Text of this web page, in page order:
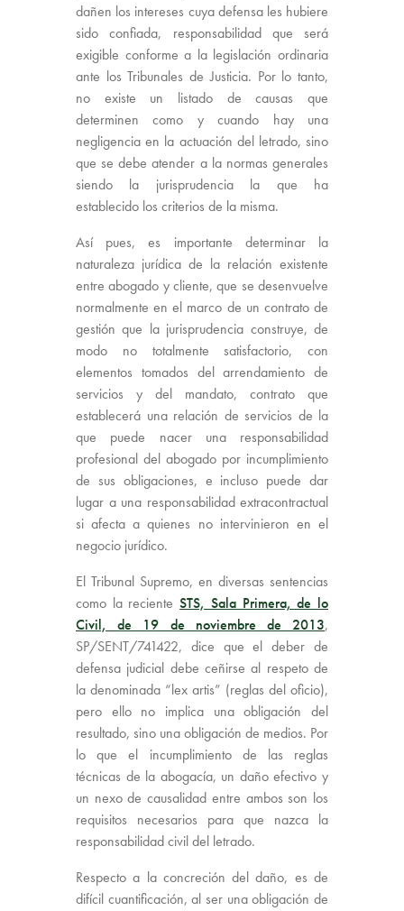
dañen los intereses cuya defensa les hubiere
sido confiada, responsabilidad que será
exigible conforme a la legislación ordinaria
ante los Tribunales de Justicia. Por lo tanto,
no existe un listado de causas que
determinen como y cuando hay una
negligencia en la actuación del letrado, sino
que se debe atender a la normas generales
siendo la jurisprudencia la que ha
establecido los criterios de la misma.
Así pues, es importante determinar la
naturaleza jurídica de la relación existente
entre abogado y cliente, que se desenvuelve
normalmente en el marco de un contrato de
gestión que la jurisprudencia construye, de
modo no totalmente satisfactorio, con
elementos tomados del arrendamiento de
servicios y del mandato, contrato que
establecerá una relación de servicios de la
que puede nacer una responsabilidad
profesional del abogado por incumplimiento
de sus obligaciones, e incluso puede dar
lugar a una responsabilidad extracontractual
si afecta a quienes no intervinieron en el
negocio jurídico.
El Tribunal Supremo, en diversas sentencias
como la recienteSTS, Sala Primera, de lo
Civil, de 19 de noviembre de 2013,
SP/SENT/741422, dice que el deber de
defensa judicial debe ceñirse al respeto de
la denominada “lex artis” (reglas del oficio),
pero ello no implica una obligación del
resultado, sino una obligación de medios. Por
lo que el incumplimiento de las reglas
técnicas de la abogacía, un daño efectivo y
un nexo de causalidad entre ambos son los
requisitos necesarios para que nazca la
responsabilidad civil del letrado.
Respecto a la concreción del daño, es de
difícil cuantificación, al ser una obligación de